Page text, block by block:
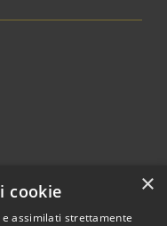
×
cookie
assimilati strettamente